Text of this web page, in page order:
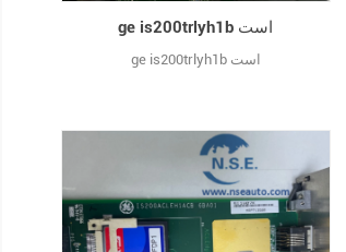
ge is200trlyh1b است
ge is200trlyh1b است